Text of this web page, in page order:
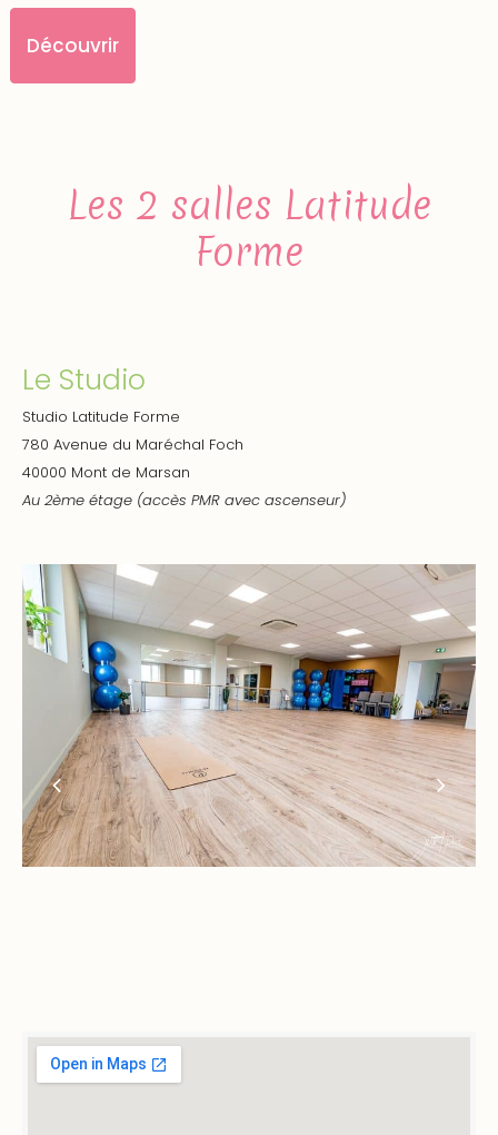
Découvrir
Les 2 salles Latitude
Forme
Le Studio
Studio Latitude Forme
780 Avenue du Maréchal Foch
40000 Mont de Marsan
Au 2ème étage (accès PMR avec ascenseur)